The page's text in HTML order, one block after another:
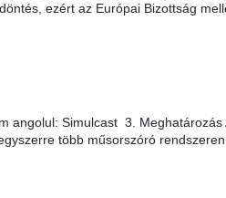
ezért az Európai Bizottság
angolul: Simulcast 3.
több műsorszóró